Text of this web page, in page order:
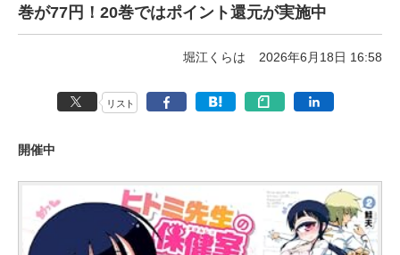
巻が77円！20巻ではポイント還元が実施中
堀江くらは 2026年6月18日 16:58
リスト
開催中